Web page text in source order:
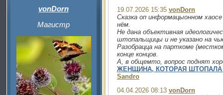
vonDorn
Магистр
19.07.2026 15:35 vonDorn
Сказка оп информацыонном
нём.
Не дана объективная
штопальщицы и не указано на
Разобрацца на парткоме
конце концов.
А, в общемто, вопрос поднят
ЖЕНЩИНА, КОТОРАЯ
Sandro
04.04.2026 08:13 vonDorn